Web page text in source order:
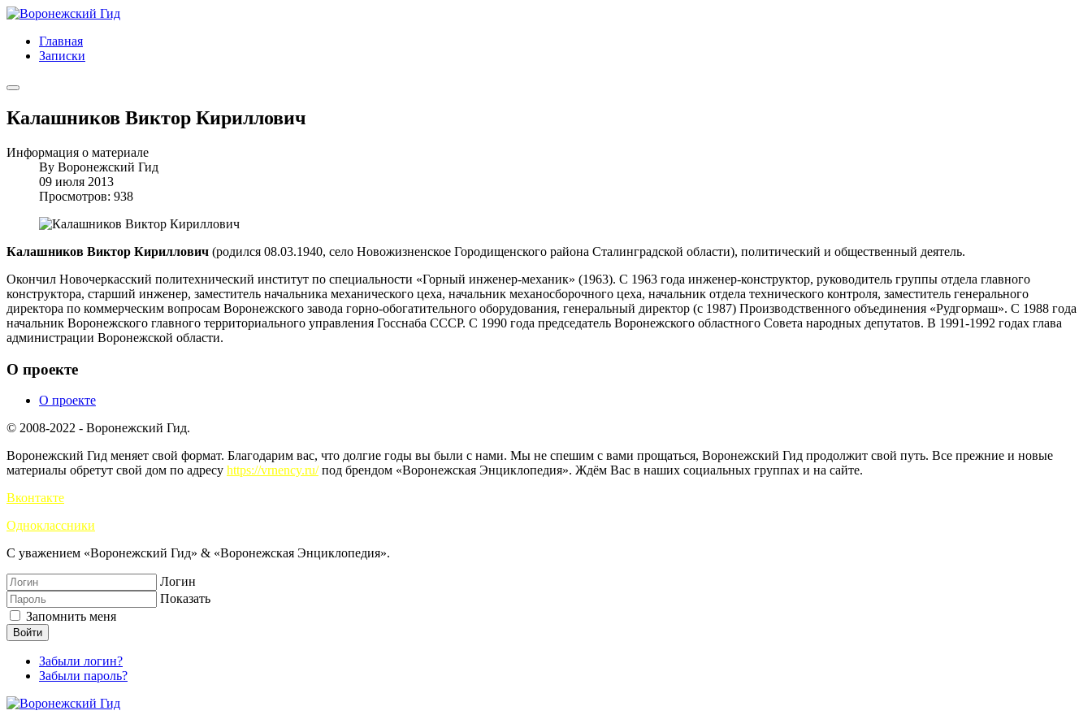
Главная
Записки
Калашников Виктор Кириллович
Информация о материале
By Воронежский Гид
09 июля 2013
Просмотров: 938
Калашников Виктор Кириллович (родился 08.03.1940, село Новожизненское Городищенского района Сталинградской области), политический и общественный деятель.
Окончил Новочеркасский политехнический институт по специальности «Горный инженер-механик» (1963). С 1963 года инженер-конструктор, руководитель группы отдела главного
конструктора, старший инженер, заместитель начальника механического цеха, начальник механосборочного цеха, начальник отдела технического контроля, заместитель генерального
директора по коммерческим вопросам Воронежского завода горно-обогатительного оборудования, генеральный директор (с 1987) Производственного объединения «Рудгормаш». С 1988 года
начальник Воронежского главного территориального управления Госснаба СССР. С 1990 года председатель Воронежского областного Совета народных депутатов. В 1991-1992 годах глава
администрации Воронежской области.
О проекте
О проекте
© 2008-2022 - Воронежский Гид.
Воронежский Гид меняет свой формат. Благодарим вас, что долгие годы вы были с нами. Мы не спешим с вами прощаться, Воронежский Гид продолжит свой путь. Все прежние и новые
материалы обретут свой дом по адресу https://vrnency.ru/под брендом «Воронежская Энциклопедия». Ждём Вас в наших социальных группах и на сайте.
Вконтакте
Одноклассники
С уважением «Воронежский Гид» & «Воронежская Энциклопедия».
Логин
Показать
Запомнить меня
Войти
Забыли логин?
Забыли пароль?